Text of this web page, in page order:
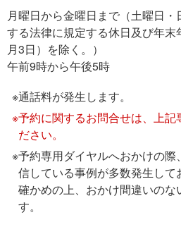
月曜日から金曜日まで（土曜日
する法律に規定する休日及び年末
月3日）を除く。）
午前9時から午後5時
通話料が発生します。
予約に関するお問合せは、上記
ださい。
予約専用ダイヤルへおかけの
信している事例が多数発生し
確かめの上、おかけ間違いのな
す。